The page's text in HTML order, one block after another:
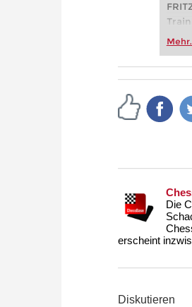
Die
erscheint
Diskutieren